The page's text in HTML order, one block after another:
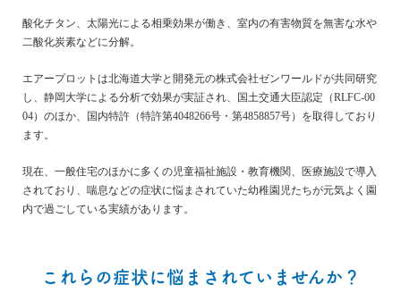
酸化チタン、太陽光による相乗効果が働き、室内の有害物質を無害な水や
二酸化炭素などに分解。
エアープロットは北海道大学と開発元の株式会社ゼンワールドが共同研究
し、静岡大学による分析で効果が実証され、国土交通大臣認定（RLFC-00
04）のほか、国内特許（特許第4048266号・第4858857号）を取得しており
ます。
現在、一般住宅のほかに多くの児童福祉施設・教育機関、医療施設で導入
されており、喘息などの症状に悩まされていた幼稚園児たちが元気よく園
内で過ごしている実績があります。
これらの症状に悩まされていませんか？